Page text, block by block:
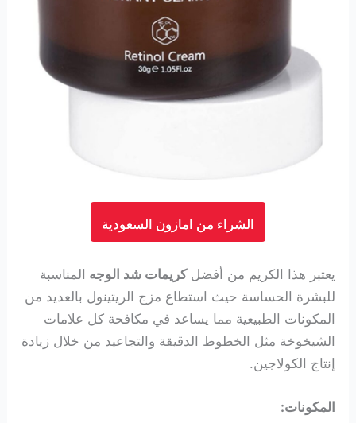
الشراء من امازون السعودية
يعتبر هذا الكريم من أفضلكريمات شد الوجه المناسبة
للبشرة الحساسة حيث استطاع مزج الريتينول بالعديد من
المكونات الطبيعية مما يساعد في مكافحة كل علامات
الشيخوخة مثل الخطوط الدقيقة والتجاعيد من خلال زيادة
إنتاج الكولاجين.
المكونات: